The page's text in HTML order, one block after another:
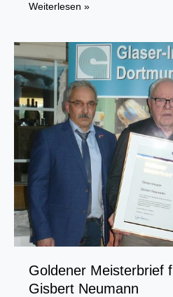
Prüfung
Glaser-
Innung
Dortmund
stellt
sich
neuen
Herausforderungen
Weiterlesen »
Goldener Meisterbrief
Gisbert Neumann